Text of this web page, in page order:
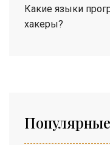
Какие языки
хакеры?